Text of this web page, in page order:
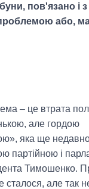
пов'язано і
або,
– це втрата
але гордою
яка ще
партійною і
Тимошенко.
але так